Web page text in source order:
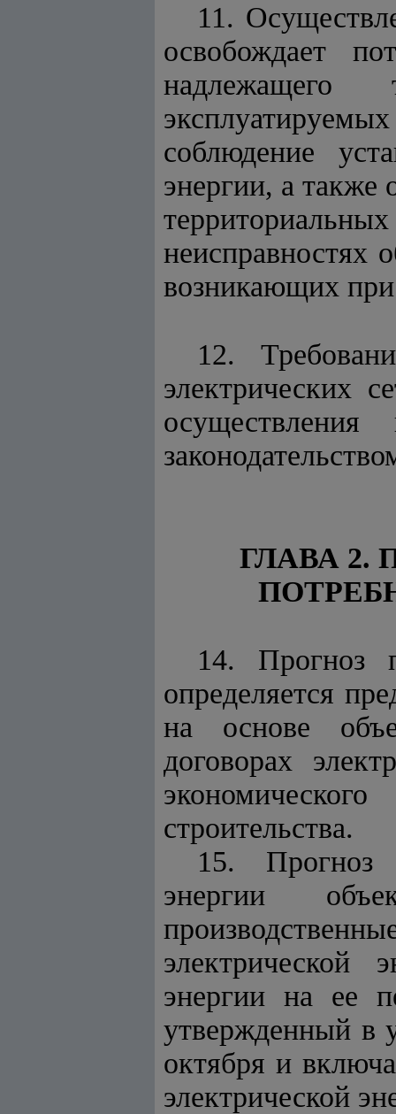
11.
освобождает
надлежащего
соблюдение
энергии, а также
неисправностях
возникающих при
12.
электрических
ГЛАВА 2.
14. Прогноз
определяется
на основе
договорах
строительства.
15. Прогноз
энергии
электрической
энергии на ее
утвержденный в
октября и
электрической